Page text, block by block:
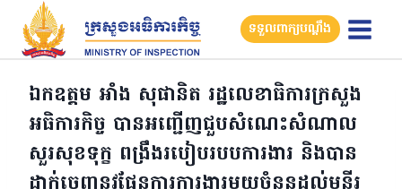
Skip
content
ទទួលពាក្យបណ្តឹង
ឯកឧត្តម អាំង សុផានិត រដ្ឋលេខាធិការក្រសួង
អធិការកិច្ច បានអញ្ជើញជួបសំណេះសំណាល
សួរសុខទុក្ខ ពង្រឹងរបៀបរបបការងារ និងបាន